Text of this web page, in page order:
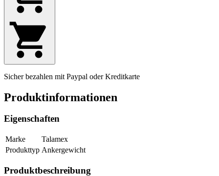
Sicher bezahlen mit Paypal oder Kreditkarte
Produktinformationen
Eigenschaften
Marke
Talamex
Produkttyp Ankergewicht
Produktbeschreibung